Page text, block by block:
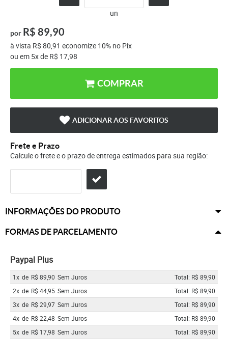
un
por R$ 89,90
à vista R$ 80,91 economize 10% no Pix
ou em 5xde R$ 17,98
COMPRAR
ADICIONAR AOS FAVORITOS
Frete e Prazo
Calcule o frete e o prazo de entrega estimados para sua região:
INFORMAÇÕES DO PRODUTO
FORMAS DE PARCELAMENTO
Paypal Plus
1x de R$ 89,90 Sem Juros
Total: R$ 89,90
2x de R$ 44,95 Sem Juros
Total: R$ 89,90
3x de R$ 29,97 Sem Juros
Total: R$ 89,90
4x de R$ 22,48 Sem Juros
Total: R$ 89,90
5x de R$ 17,98 Sem Juros Total: R$ 89,90